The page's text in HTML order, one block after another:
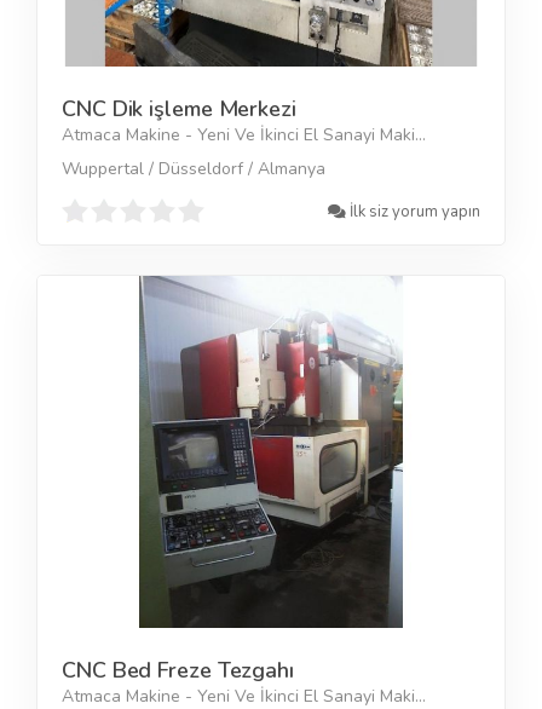
CNC Dik işleme Merkezi
Atmaca Makine - Yeni Ve İkinci El Sanayi Maki...
Wuppertal / Düsseldorf / Almanya
İlk siz yorum yapın
CNC Bed Freze Tezgahı
Atmaca Makine - Yeni Ve İkinci El Sanayi Maki...